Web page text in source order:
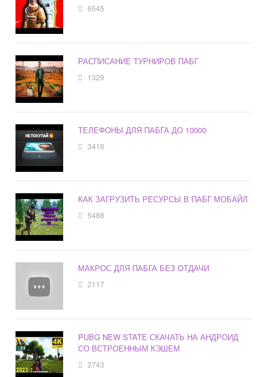
6545
РАСПИСАНИЕ ТУРНИРОВ ПАБГ
1329
ТЕЛЕФОНЫ ДЛЯ ПАБГА ДО 10000
3418
КАК ЗАГРУЗИТЬ РЕСУРСЫ В ПАБГ МОБАЙЛ
5488
МАКРОС ДЛЯ ПАБГА БЕЗ ОТДАЧИ
2117
PUBG NEW STATE СКАЧАТЬ НА АНДРОИД
СО ВСТРОЕННЫМ КЭШЕМ
2743